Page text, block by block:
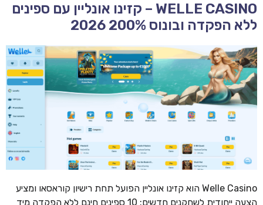
WELLE CASINO – קזינו אונליין עם ספינים
ללא הפקדה ובונוס 200% 2026
Welle Casino הוא קזינו אונליין הפועל תחת רישיון קוראסאו ומציע
הצעה ייחודית לשחקנים חדשים: 10 ספינים חינם ללא הפקדה מיד